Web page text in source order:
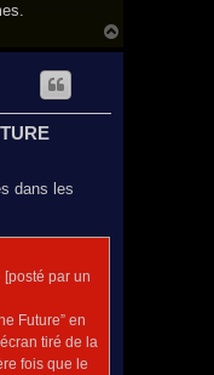
dans les
par un
Future” en
tiré de la
fois que le